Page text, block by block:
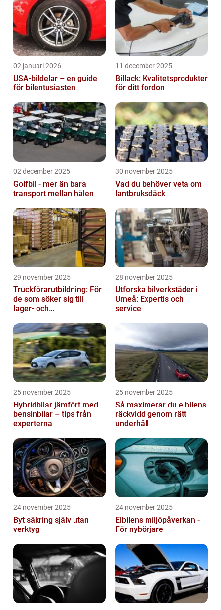
02 januari 2026
USA-bildelar – en guide
för bilentusiasten
11 december 2025
Billack: Kvalitetsprodukter
för ditt fordon
02 december 2025
Golfbil - mer än bara
transport mellan hålen
30 november 2025
Vad du behöver veta om
lantbruksdäck
29 november 2025
Truckförarutbildning: För
de som söker sig till
lager- och
28 november 2025
Utforska bilverkstäder i
Umeå: Expertis och
service
25 november 2025
Hybridbilar jämfört med
bensinbilar – tips från
experterna
25 november 2025
Så maximerar du elbilens
räckvidd genom rätt
underhåll
24 november 2025
Byt säkring själv utan
verktyg
24 november 2025
Elbilens miljöpåverkan -
För nybörjare